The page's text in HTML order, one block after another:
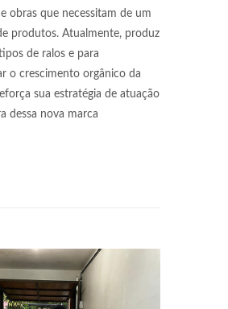
obras que necessitam de um
produtos. Atualmente, produz
de ralos e para
o crescimento orgânico da
sua estratégia de atuação
dessa nova marca